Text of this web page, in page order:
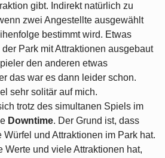
gibt. Indirekt natürlich zu
zwei Angestellte ausgewählt
bestimmt wird. Etwas
Park mit Attraktionen ausgebaut
den anderen etwas
das war es dann leider schon.
sehr solitär auf mich.
trotz des simultanen Spiels im
Downtime. Der Grund ist, dass
und Attraktionen im Park hat.
Werte und viele Attraktionen hat,